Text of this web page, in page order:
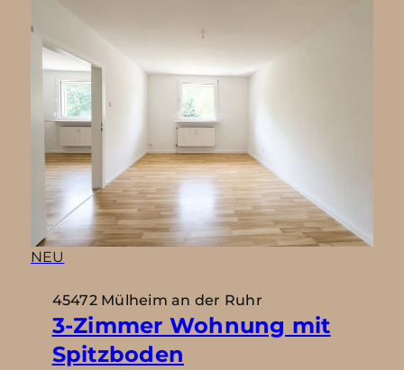
NEU
45472 Mülheim an der Ruhr
3-Zimmer Wohnung mit
Spitzboden